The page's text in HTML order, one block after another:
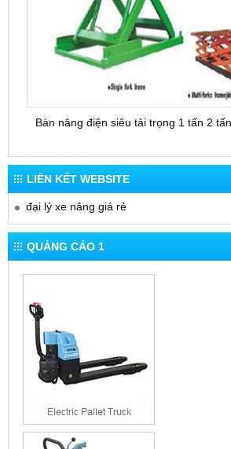
Bàn nâng điện siêu tải trọng 1 tấn 2
LIÊN KẾT WEBSITE
đại lý xe nâng giá rẻ
QUẢNG CÁO 1